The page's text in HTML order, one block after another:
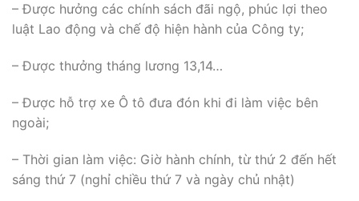
– Được hưởng các chính sách đãi ngộ, phúc lợi theo
luật Lao động và chế độ hiện hành của Công ty;
– Được thưởng tháng lương 13,14…
– Được hỗ trợ xe Ô tô đưa đón khi đi làm việc bên
ngoài;
– Thời gian làm việc: Giờ hành chính, từ thứ 2 đến hết
sáng thứ 7 (nghỉ chiều thứ 7 và ngày chủ nhật)